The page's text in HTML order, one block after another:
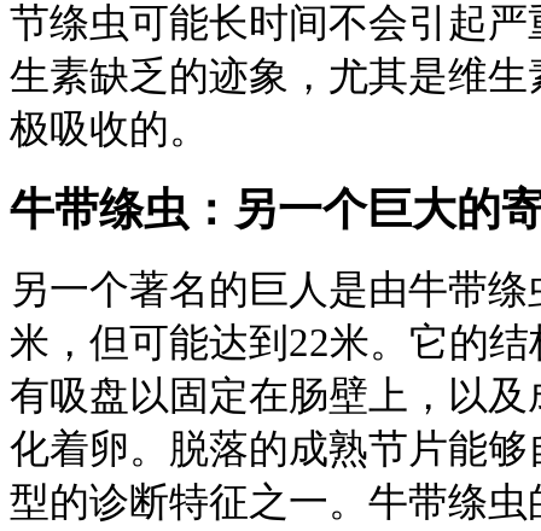
节绦虫可能长时间不会引起
生素缺乏的迹象，尤其是维
极吸收的。
牛带绦虫：另一个巨大的
另一个著名的巨人是由牛带
米，但可能达到22米。它的
有吸盘以固定在肠壁上，以
化着卵。脱落的成熟节片能
型的诊断特征之一。牛带绦